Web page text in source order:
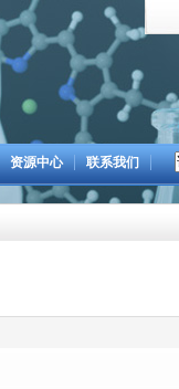
资源中心 联系我们